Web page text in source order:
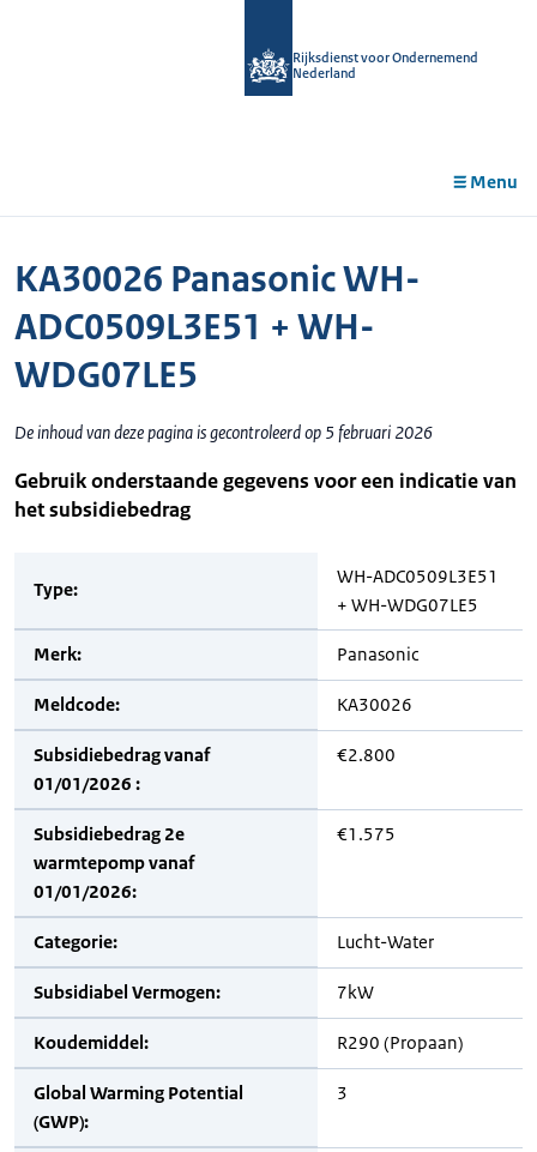
Rijksdienst voor Ondernemend
Nederland
Menu
KA30026 Panasonic WH-
ADC0509L3E51 + WH-
WDG07LE5
De inhoud van deze pagina is gecontroleerd op 5 februari 2026
Gebruik onderstaande gegevens voor een indicatie van
het subsidiebedrag
Type:
WH-ADC0509L3E51
+ WH-WDG07LE5
Merk: Panasonic
Meldcode: KA30026
Subsidiebedrag vanaf
01/01/2026 :
€2.800
Subsidiebedrag 2e
warmtepomp vanaf
01/01/2026:
€1.575
Categorie: Lucht-Water
Subsidiabel Vermogen: 7kW
Koudemiddel: R290 (Propaan)
Global Warming Potential
(GWP):
3